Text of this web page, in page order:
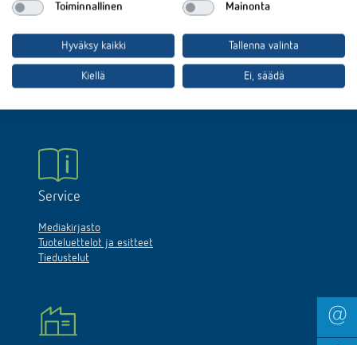
Hotline
+358 9 4242 7877
Service
Mediakirjasto
Tuoteluettelot ja esitteet
Tiedustelut
Toiminnallinen Mainonta
Hyväksy kaikki Tallenna valinta
Kiellä Ei, säädä